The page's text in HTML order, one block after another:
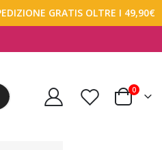
GRATIS OLTRE I 49,90€
Carrello
0